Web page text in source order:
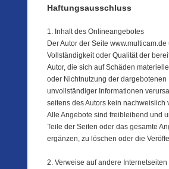
Haftungsausschluss
1. Inhalt des Onlineangebotes
Der Autor der Seite
Vollständigkeit oder Qualität der
Autor, die sich auf Schäden
oder Nichtnutzung der
unvollständiger Informationen
seitens des Autors kein
Alle Angebote sind freibleibend und
Teile der Seiten oder das gesamte
ergänzen, zu löschen oder die
2. Verweise auf andere Internetseiten